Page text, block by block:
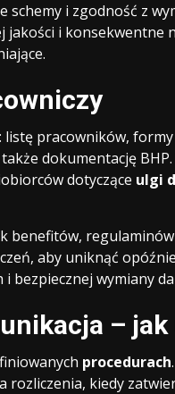
schemy i zgodność z
i konsekwentne
listę pracowników,
dokumentację
dotyczące ulgi
benefitów,
aby uniknąć
bezpiecznej wymiany
– jak
procedurach
kiedy